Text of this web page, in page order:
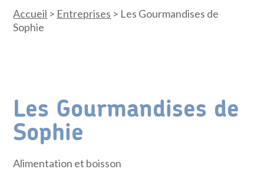
Accueil > Entreprises > Les Gourmandises de
Sophie
Les Gourmandises de
Sophie
Alimentation et boisson